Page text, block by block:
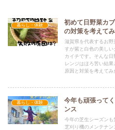
暮らし・体験
初めて日野菜カ
の対策を考えて
滋賀県を代表するお
すが紫と白色の美し
カイチです。そんな
レンジはほろ苦い結
原因と対策を考えてみ
暮らし・体験
今年も頑張って
ンス
今年の芝生シーズン
芝刈り機のメンテナ